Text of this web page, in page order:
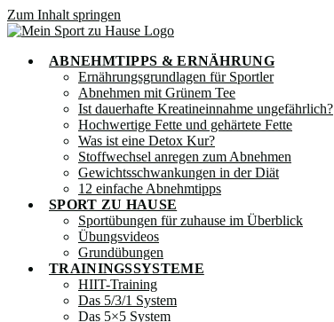
Zum Inhalt springen
ABNEHMTIPPS & ERNÄHRUNG
Ernährungsgrundlagen für Sportler
Abnehmen mit Grünem Tee
Ist dauerhafte Kreatineinnahme ungefährlich?
Hochwertige Fette und gehärtete Fette
Was ist eine Detox Kur?
Stoffwechsel anregen zum Abnehmen
Gewichtsschwankungen in der Diät
12 einfache Abnehmtipps
SPORT ZU HAUSE
Sportübungen für zuhause im Überblick
Übungsvideos
Grundübungen
TRAININGSSYSTEME
HIIT-Training
Das 5/3/1 System
Das 5×5 System